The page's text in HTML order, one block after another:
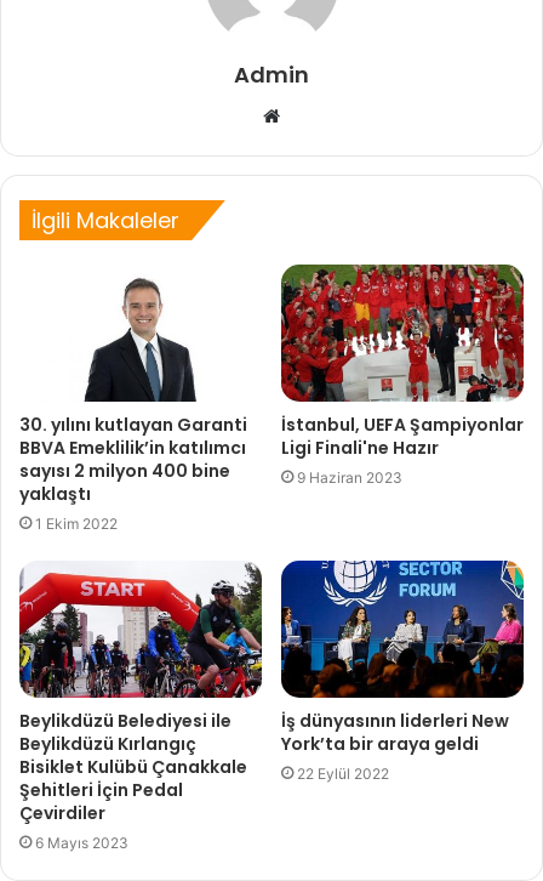
Admin
Web
İlgili Makaleler
30. yılını kutlayan Garanti
BBVA Emeklilik’in katılımcı
sayısı 2 milyon 400 bine
yaklaştı
1 Ekim 2022
İstanbul, UEFA Şampiyonlar
Ligi Finali'ne Hazır
9 Haziran 2023
Beylikdüzü Belediyesi ile
Beylikdüzü Kırlangıç
Bisiklet Kulübü Çanakkale
Şehitleri İçin Pedal
Çevirdiler
6 Mayıs 2023
İş dünyasının liderleri New
York’ta bir araya geldi
22 Eylül 2022